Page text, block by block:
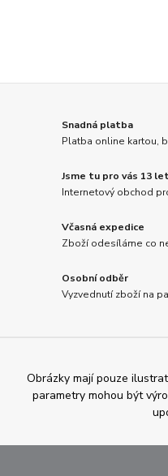
Snadná platba
Platba online kartou,
Jsme tu pro vás 13
Internetový obchod
Včasná expedice
Zboží odesíláme co
Osobní odběr
Vyzvednutí zboží na
Obrázky mají pouze
parametry mohou být